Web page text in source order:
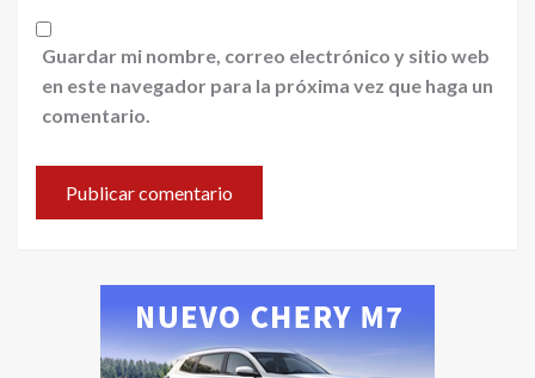
Guardar mi nombre, correo electrónico y sitio web
en este navegador para la próxima vez que haga un
comentario.